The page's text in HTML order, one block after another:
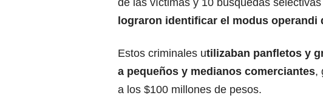
de las víctimas y 10 búsquedas
lograron identificar el modus
Estos criminales utilizaban panfletos y
a pequeños y medianos comerciantes,
a los $100 millones de pesos.